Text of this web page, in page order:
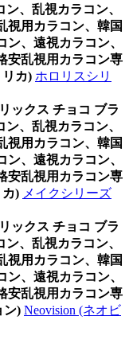
、乱視カラコン、
視用カラコン、韓国
、遠視カラコン、
安乱視用カラコン専
カ) ホロリスシリ
ックス チョコ ブラ
、乱視カラコン、
視用カラコン、韓国
、遠視カラコン、
安乱視用カラコン専
カ) メイクシリーズ
ックス チョコ ブラ
、乱視カラコン、
視用カラコン、韓国
、遠視カラコン、
安乱視用カラコン専
ン) Neovision (ネオビ